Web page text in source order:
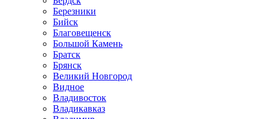
Березники
Бийск
Благовещенск
Большой Камень
Братск
Брянск
Великий Новгород
Видное
Владивосток
Владикавказ